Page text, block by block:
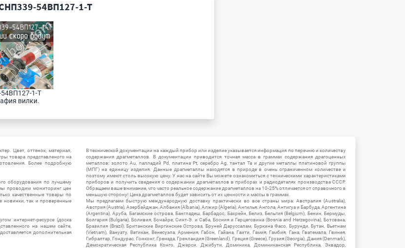
54ВП127-1-Т
1-Т
вилки.
Цвет, оттенок, материал,
товара представленого на
Более подробную
оборудования по лучшему
проводим мониторинг цен
качественные товары по
новинки, так и проверенные
интернет-ресурсе (доска
на нашем сайте,
дополнительная
В технической документации на каждый прибор или изделие указывается информация по перечню и количеству
содержания драгметаллов. В документации приводится точная масса в граммах содержания драгоценных
металлов: золото Au, палладий Pd, платина Pt, серебро Ag, тантал Ta и другие металлы платиновой группы
(МПГ) на единицу изделия. Данные драгметаллы находятся в природе в очень ограниченном количестве и
поэтому имеют столь высокую цену. У нас на сайте Вы можете ознакомиться с техническими характеристиками
приборов и получить сведения о содержании драгметаллов в приборах и радиодеталях производства СССР.
Обращаем ваше внимание, что часто реальное содержание драгметаллов на 10-25% отличается от справочного в
меньшую сторону! Цена драгметаллов будет зависить от их ценности и массы в граммах.
Мы предлагаем быструю международную доставку практически во все страны мира: Австралия (Australia),
Австрия (Austria), Азербайджан, Албания (Albania), Алжир (Algeria), Ангилья, Ангола, Антигуа и Барбуда, Аргентина
(Argentina), Аруба, Багамские острова, Бангладеш, Барбадос, Бахрейн, Белиз, Бельгия (Belgium), Бенин, Бермуды,
Болгария (Bulgaria), Боливия, Бонайре, Синт-Э. и Саба, Босния и Герцеговина (Bosnia and Herzegovina), Ботсвана,
Бразилия (Brazil), Британские Виргинские Острова, Бруней Даруссалам, Буркина Фасо, Бурунди, Бутан, Вьетнам
(Vietnam), Вануату, Ватикан, Венесуэла, Армения, Габон, Гайана, Гаити, Гамия, Гамбия, Гана, Гватемала, Гвинея,
Гибралтар, Гондурас, Гонконг, Гренада, Гренландия (Greenland), Греция (Greece), Грузия (Georgia), Дания (Denmark),
Демократическая Республика Конго, Джерси, Джибути, Доминика, Доминиканская Республика, Эквадор,